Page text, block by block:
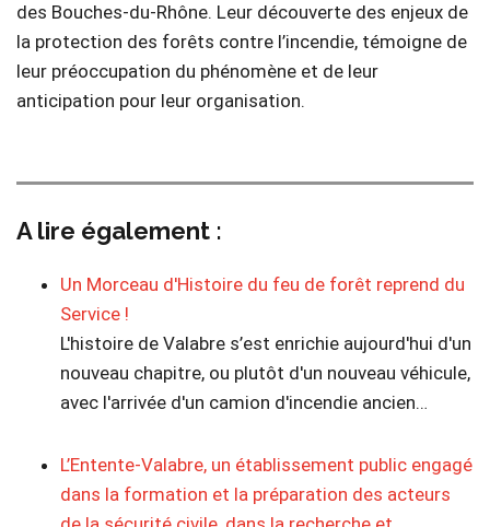
des Bouches-du-Rhône. Leur découverte des enjeux de
la protection des forêts contre l’incendie, témoigne de
leur préoccupation du phénomène et de leur
anticipation pour leur organisation.
A lire également :
Un Morceau d'Histoire du feu de forêt reprend du
Service !
L'histoire de Valabre s’est enrichie aujourd'hui d'un
nouveau chapitre, ou plutôt d'un nouveau véhicule,
avec l'arrivée d'un camion d'incendie ancien…
L’Entente-Valabre, un établissement public engagé
dans la formation et la préparation des acteurs